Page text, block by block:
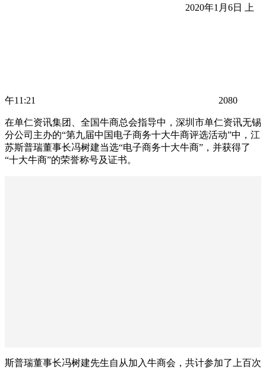
2020年1月6日 上
午11:21 2080
在单仁资讯集团、全国牛商总会指导中，深圳市单仁资讯无锡
分公司主办的“第九届中国电子商务十大牛商评选活动”中，江
苏斯普瑞董事长冯树建当选“电子商务十大牛商”，并获得了
“十大牛商”的荣誉称号及证书。
斯普瑞董事长冯树建先生自从加入牛商会，共计参加了上百次